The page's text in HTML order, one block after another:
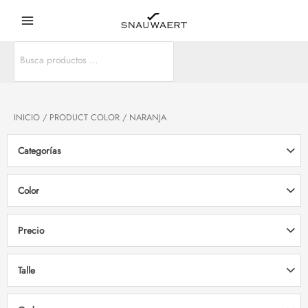
for:
INICIO / PRODUCT COLOR / NARANJA
Categorías
Color
Precio
Talle